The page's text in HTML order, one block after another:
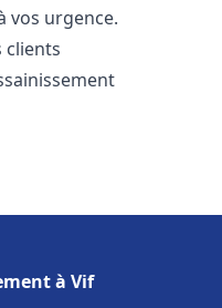
vos urgence.
clients
à Vif